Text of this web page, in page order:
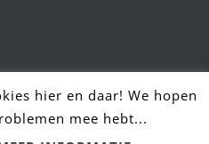
2025
hier en daar! We hopen
mee hebt...
snel je vraag!